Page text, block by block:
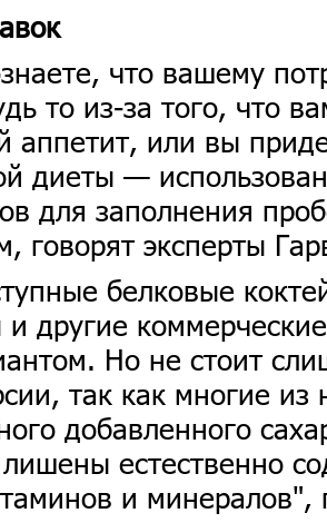
что вашему
то из-за того, что
аппетит, или вы
диеты —
для заполнения
говорят эксперты
белковые
другие
Но не стоит
так как многие из
добавленного
естественно
и минералов",